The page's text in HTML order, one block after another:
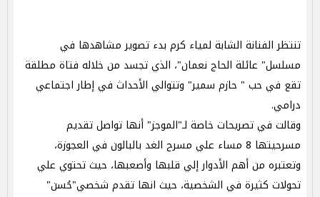
تنتظر الفنانة الشابة لمياء كرم بدء تصوير مشاهدها في
مسلسل" عائلة الحاج نعمان"، الذي تجسد من خلاله فتاة مطلقة
تقع في حب " حازم سمير" وتتوالي الأحداث في إطار اجتماعي
درامي.
وقالت في تصريحات خاصة لـ"الموجز" أنها تواصل تقديم
مسرحيتها 8 مساء علي مسرح الغد بالبالون في العجوزة،
وتعتبره من أهم الأدوار إلي قلبها وأصعبها، حيث تحتوي علي
تحولات كثيرة في الشخصية، حيث انها تقدم شخصي"حُسن"